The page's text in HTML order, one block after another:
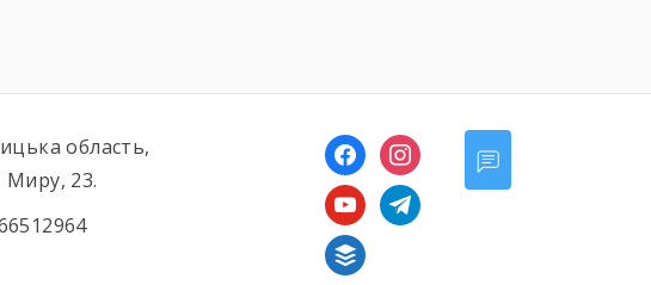
область,
Миру, 23.
facebookinstagram
youtubetelegram
buffer